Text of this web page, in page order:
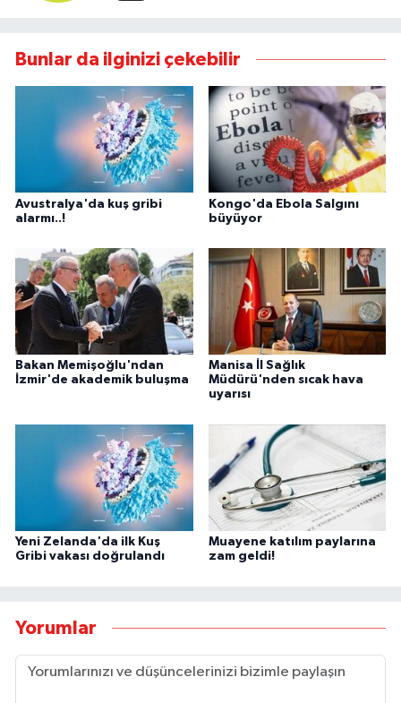
Bunlar da ilginizi çekebilir
Avustralya'da kuş gribi
alarmı..!
Kongo'da Ebola Salgını
büyüyor
Bakan Memişoğlu'ndan
İzmir'de akademik buluşma
Manisa İl Sağlık
Müdürü'nden sıcak hava
uyarısı
Yeni Zelanda'da ilk Kuş
Gribi vakası doğrulandı
Muayene katılım paylarına
zam geldi!
Yorumlar